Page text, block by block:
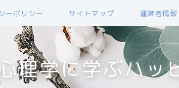
ーポリシー サイトマップ 運営者情報
理学に学ぶハッ